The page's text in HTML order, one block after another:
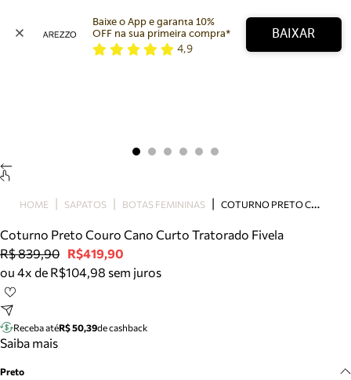
Bolsa
Tamanco
Tênis
Mule
Tire dúvidas sobre pedidos, devoluções e mais.
Baixe o App e garanta 10%
OFF na sua primeira compra*
4,9
BAIXAR
HOME SAPATOS BOTAS FEMININAS C
OTURNO PRETO COURO CANO CURTO TRATORADO FIVELA
Coturno Preto Couro Cano Curto Tratorado Fivela
R$ 839,90 R$419,90
ou 4x de R$104,98 sem juros
Receba atéR$ 50,39de cashback
Saiba mais
Preto